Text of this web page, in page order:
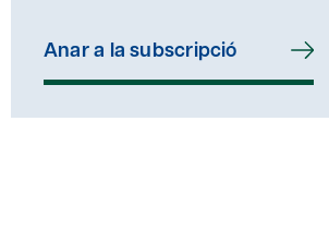
Anar a la subscripció